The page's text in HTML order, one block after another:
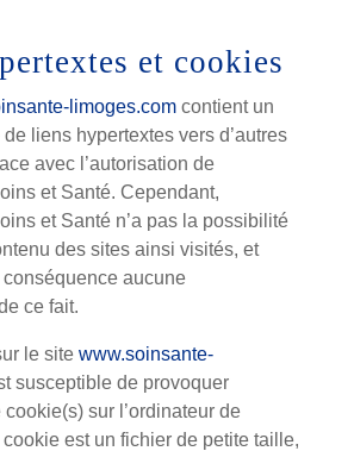
et cookies
limoges.comcontient un
liens hypertextes vers d’autres
avec l’autorisation de
et Santé. Cependant,
et Santé n’a pas la possibilité
des sites ainsi visités, et
conséquence aucune
ce fait.
le site www.soinsante-
susceptible de provoquer
cookie(s) sur l’ordinateur de
cookie est un fichier de petite taille,